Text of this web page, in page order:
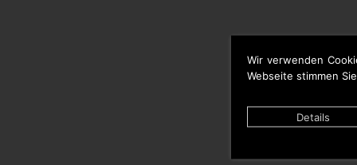
Wir verwenden
Webseite stimmen
Details